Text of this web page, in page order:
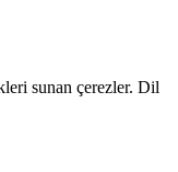
sunan çerezler. Dil